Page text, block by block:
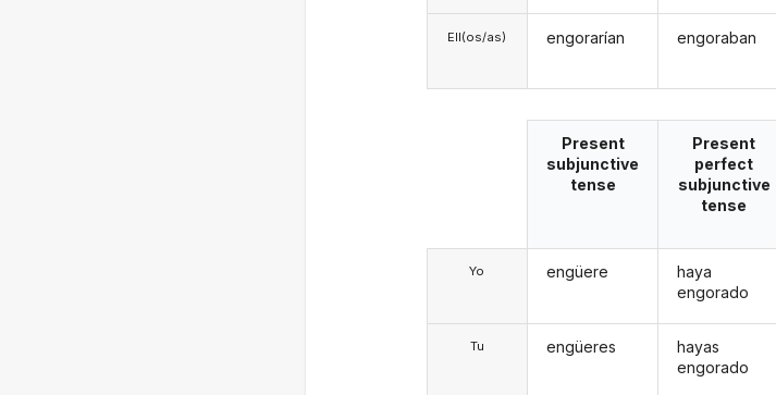
Ell(os/as) engorarían engoraban
Yo
Tu
Present
subjunctive
tense
engüere
engüeres
Present
perfect
subjunctive
tense
haya
engorado
hayas
engorado